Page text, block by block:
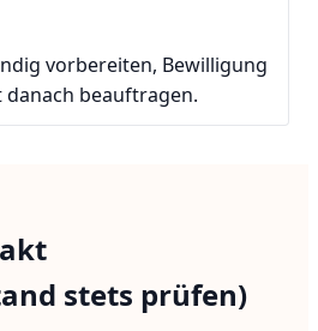
vorbereiten, Bewilligung
beauftragen.
stets prüfen)